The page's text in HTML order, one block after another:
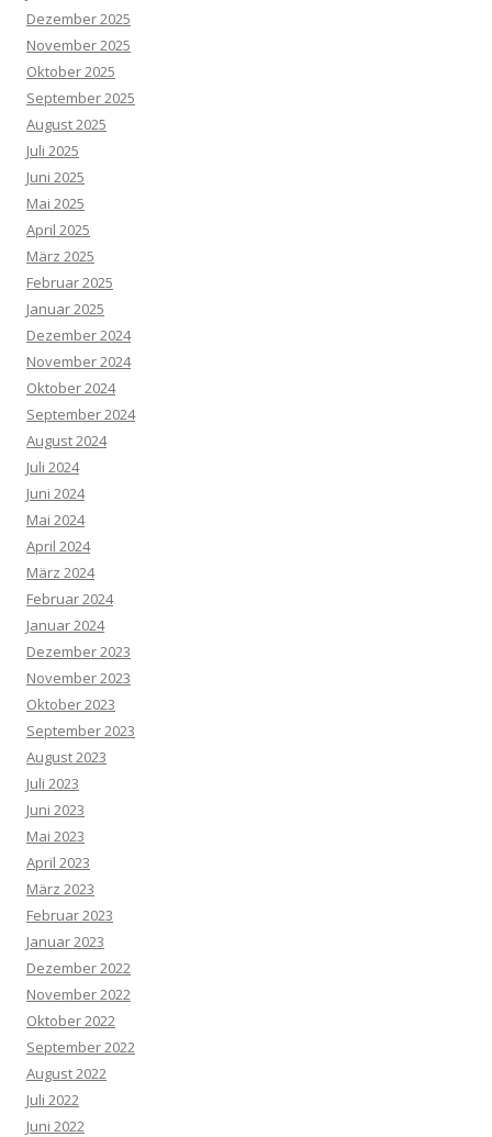
Dezember 2025
November 2025
Oktober 2025
September 2025
August 2025
Juli 2025
Juni 2025
Mai 2025
April 2025
März 2025
Februar 2025
Januar 2025
Dezember 2024
November 2024
Oktober 2024
September 2024
August 2024
Juli 2024
Juni 2024
Mai 2024
April 2024
März 2024
Februar 2024
Januar 2024
Dezember 2023
November 2023
Oktober 2023
September 2023
August 2023
Juli 2023
Juni 2023
Mai 2023
April 2023
März 2023
Februar 2023
Januar 2023
Dezember 2022
November 2022
Oktober 2022
September 2022
August 2022
Juli 2022
Juni 2022